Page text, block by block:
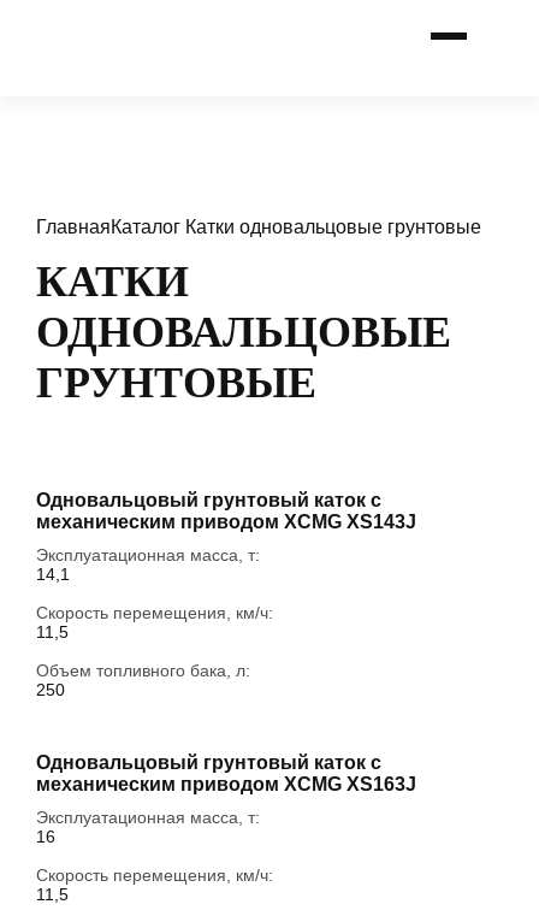
ГлавнаяКаталог Катки одновальцовые грунтовые
КАТКИ
ОДНОВАЛЬЦОВЫЕ
ГРУНТОВЫЕ
Одновальцовый грунтовый каток с
механическим приводом XCMG XS143J
Эксплуатационная масса, т:
14,1
Скорость перемещения, км/ч:
11,5
Объем топливного бака, л:
250
Одновальцовый грунтовый каток с
механическим приводом XCMG XS163J
Эксплуатационная масса, т:
16
Скорость перемещения, км/ч:
11,5